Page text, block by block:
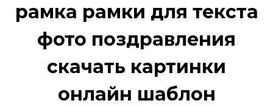
рамка рамки для текста
фото поздравления
скачать картинки
онлайн шаблон